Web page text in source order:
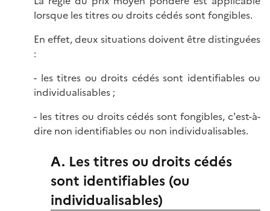
lorsque les titres ou droits cédés sont fongibles.
En effet, deux situations doivent être distinguées
:
- les titres ou droits cédés sont identifiables ou
individualisables ;
- les titres ou droits cédés sont fongibles, c'est-à-
dire non identifiables ou non individualisables.
A. Les titres ou droits cédés
sont identifiables (ou
individualisables)